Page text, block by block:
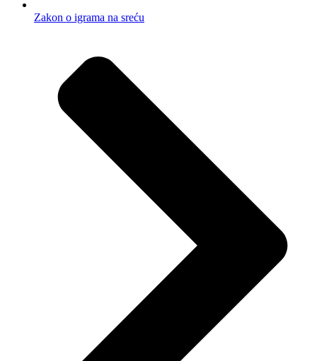
Zakon o igrama na sreću